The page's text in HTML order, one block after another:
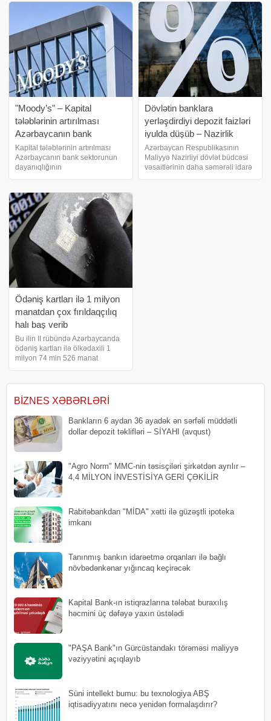
300 min manata çatıb. Marja
Azərbaycan Mərkəzi Bankının
statistikasın
Layihə FINMA tərəfindən
tənzimlənən aparıcı İsveçrə fondu
Enabling Qapita
"Moody’s" – Kapital
tələblərinin artırılması
Azərbaycanın bank
sektorunun dayanıqlığını
möhkəmləndirib
Kapital tələblərinin artırılması
Azərbaycanın bank sektorunun
dayanıqlığının
yeni hesabatında deyilir.
Agentliyin məlumatına görə,
Azərbaycand
Dövlətin banklara
yerləşdirdiyi depozit faizləri
iyulda düşüb – Nazirlik
Azərbaycan Respublikasının
Maliyyə Nazirliyi dövlət büdcəsi
vəsaitlərinin daha səmərəli idarə
Ödəniş kartları ilə 1 milyon
manatdan çox fırıldaqçılıq
halı baş verib
Bu ilin II rübündə Azərbaycanda
ödəniş kartları ilə ölkədaxili 1
milyon 74 min 526 manat
bildirilib. Ölkə daxilində fırıldaqçılı
BIZNES XƏBƏRLƏRI
Bankların 6 aydan 36 ayadək ən sərfəli müddətli
dollar depozit təklifləri – SİYAHI (avqust)
"Agro Norm" MMC-nin təsisçiləri şirkətdən ayrılır –
4,4 MİLYON İNVESTİSİYA GERİ ÇƏKİLİR
Rabitəbankdan "MİDA" xətti ilə güzəştli ipoteka
imkanı
Tanınmış bankın idarəetmə orqanları ilə bağlı
növbədənkənar yığıncaq keçirəcək
Kapital Bank-ın istiqrazlarına tələbat buraxılış
həcmini üç dəfəyə yaxın üstələdi
"PAŞA Bank"ın Gürcüstandakı törəməsi maliyyə
vəziyyətini açıqlayıb
Süni intellekt bumu: bu texnologiya ABŞ
iqtisadiyyatını necə yenidən formalaşdırır?